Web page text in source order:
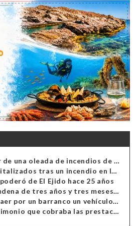
Detenido el autor de una oleada de incendios de contenedores en Almería
Madre e hijo hospitalizados tras un incendio en la cocina de una vivienda en Almería
de El Ejido hace 25 años
Confirmada la condena de tres años y tres meses al hombre de Antas acusado de xenofobia
Cinco heridos al caer por un barranco un vehículo en Alcolea
Detenido un matrimonio que cobraba las prestaciones de ilegales en Almería, Granada, Málaga, Huelva y Murcia